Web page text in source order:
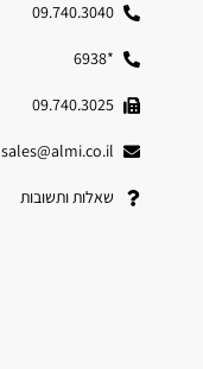
09.740.3040
*6938
09.740.3025
sales@almi.co.il
שאלות ותשובות